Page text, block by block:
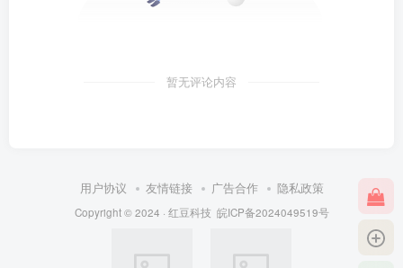
暂无评论内容
用户协议 友情链接 广告合作 隐私政策
Copyright © 2024 · 红豆科技 皖ICP备2024049519号